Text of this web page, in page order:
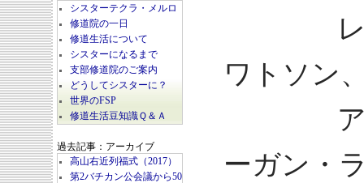
シスターテクラ・メルロ
修道院の一日
修道生活について
シスターになるまで
支部修道院のご案内
どうしてシスターに？
世界のFSP
修道生活豆知識Ｑ＆Ａ
過去記事：アーカイブ
高山右近列福式（2017）
第2バチカン公会議から50
レイ・
ワトソン
アンソ
ーガン・